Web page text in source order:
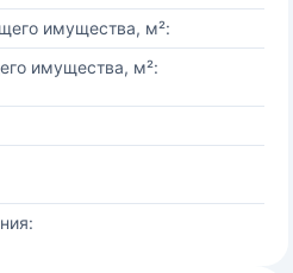
имущества, м²:
имущества, м²: